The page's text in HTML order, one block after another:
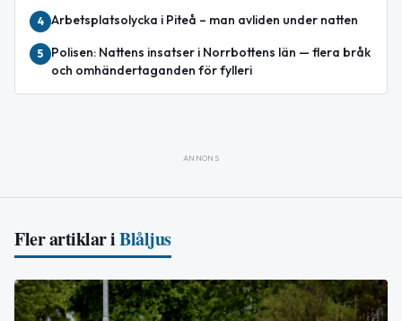
4 Arbetsplatsolycka i Piteå – man avliden under natten
5
Polisen: Nattens insatser i Norrbottens län — flera bråk
och omhändertaganden för fylleri
ANNONS
Fler artiklar iBlåljus